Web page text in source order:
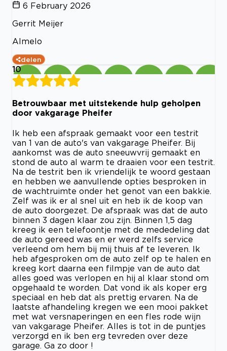
6 February 2026
Gerrit Meijer
Almelo
delen
10
Betrouwbaar met uitstekende hulp geholpen
door vakgarage Pheifer
Ik heb een afspraak gemaakt voor een testrit
van 1 van de auto's van vakgarage Pheifer. Bij
aankomst was de auto sneeuwvrij gemaakt en
stond de auto al warm te draaien voor een testrit.
Na de testrit ben ik vriendelijk te woord gestaan
en hebben we aanvullende opties besproken in
de wachtruimte onder het genot van een bakkie.
Zelf was ik er al snel uit en heb ik de koop van
de auto doorgezet. De afspraak was dat de auto
binnen 3 dagen klaar zou zijn. Binnen 1,5 dag
kreeg ik een telefoontje met de mededeling dat
de auto gereed was en er werd zelfs service
verleend om hem bij mij thuis af te leveren. Ik
heb afgesproken om de auto zelf op te halen en
kreeg kort daarna een filmpje van de auto dat
alles goed was verlopen en hij al klaar stond om
opgehaald te worden. Dat vond ik als koper erg
speciaal en heb dat als prettig ervaren. Na de
laatste afhandeling kregen we een mooi pakket
met wat versnaperingen en een fles rode wijn
van vakgarage Pheifer. Alles is tot in de puntjes
verzorgd en ik ben erg tevreden over deze
garage. Ga zo door !